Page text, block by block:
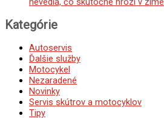
Kategórie
Autoservis
Ďalšie služby
Motocykel
Nezaradené
Novinky
Servis skútrov a motocyklov
Tipy